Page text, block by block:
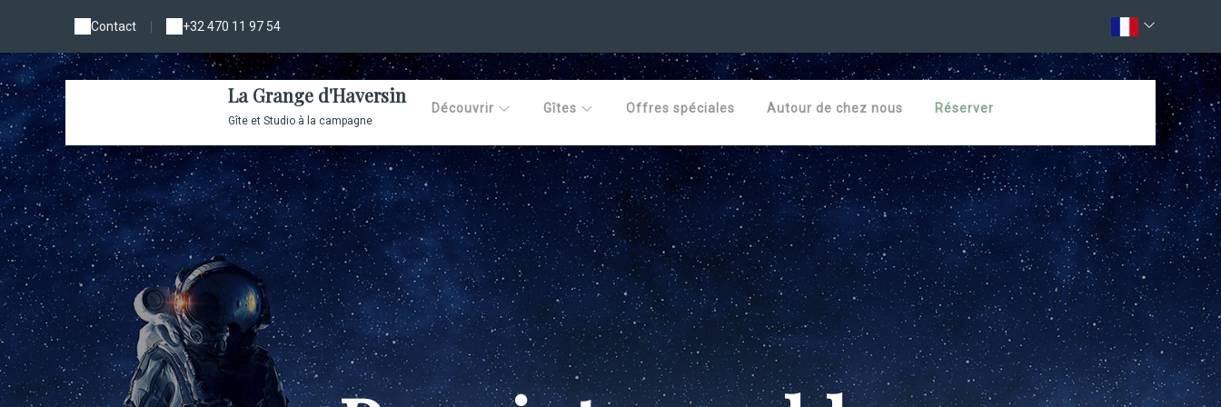
Contact +32 470 11 97 54
La Grange d'Haversin
Gîte et Studio à la campagne
Découvrir Gîtes Offres spéciales Autour de chez nous Réserver